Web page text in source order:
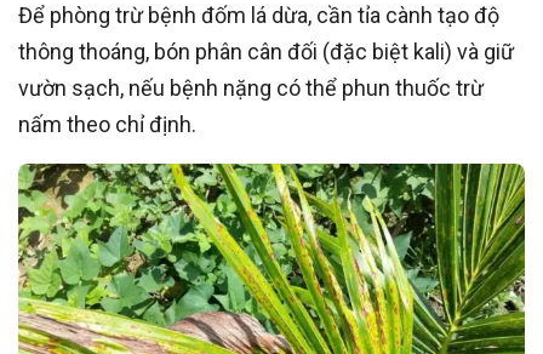
Để phòng trừ bệnh đốm lá dừa, cần tỉa cành tạo độ
thông thoáng, bón phân cân đối (đặc biệt kali) và giữ
vườn sạch, nếu bệnh nặng có thể phun thuốc trừ
nấm theo chỉ định.